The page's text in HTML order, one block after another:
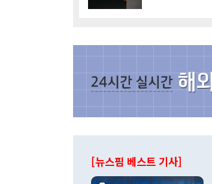
[뉴스핌 베스트 기사]